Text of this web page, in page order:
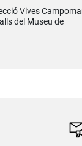
Vives
del Museu de